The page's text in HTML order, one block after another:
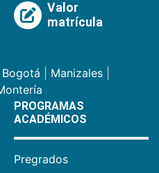
Valor
matrícula
Bogotá Manizales
PROGRAMAS
ACADÉMICOS
Pregrados